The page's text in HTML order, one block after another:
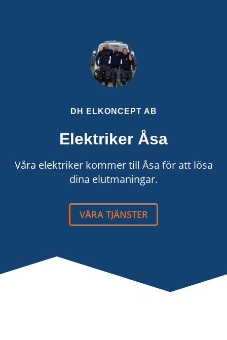
DH ELKONCEPT AB
Elektriker Åsa
Våra elektriker kommer till Åsa för att lösa
dina elutmaningar.
VÅRA TJÄNSTER